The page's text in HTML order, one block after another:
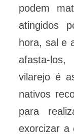
podem
atingidos
hora, sal e
afasta-
vilarejo é
nativos
para
exorcizar a